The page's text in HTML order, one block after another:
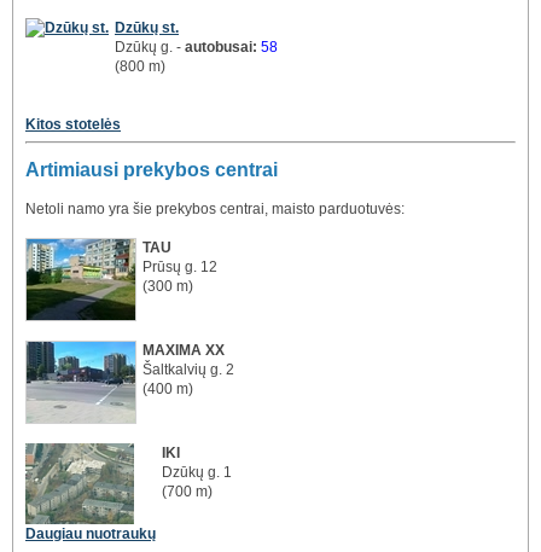
Dzūkų st.
Dzūkų g. - autobusai: 58
(800 m)
Kitos stotelės
Artimiausi prekybos centrai
Netoli namo yra šie prekybos centrai, maisto parduotuvės:
TAU
Prūsų g. 12
(300 m)
MAXIMA XX
Šaltkalvių g. 2
(400 m)
Daugiau nuotraukų
IKI
Dzūkų g. 1
(700 m)